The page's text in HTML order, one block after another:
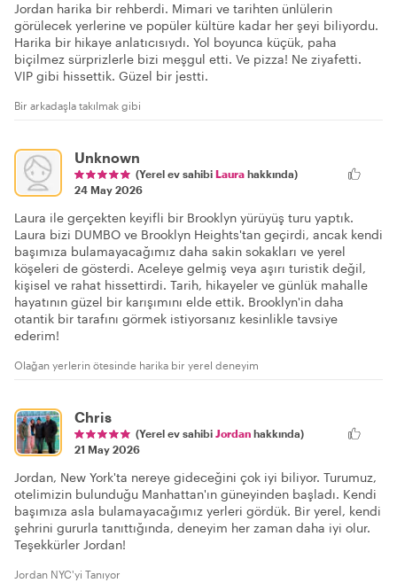
Jordan harika bir rehberdi. Mimari ve tarihten ünlülerin
görülecek yerlerine ve popüler kültüre kadar her şeyi biliyordu.
Harika bir hikaye anlatıcısıydı. Yol boyunca küçük, paha
biçilmez sürprizlerle bizi meşgul etti. Ve pizza! Ne ziyafetti.
VIP gibi hissettik. Güzel bir jestti.
Bir arkadaşla takılmak gibi
Unknown
(Yerel ev sahibi Laura hakkında)
24 May 2026
Laura ile gerçekten keyifli bir Brooklyn yürüyüş turu yaptık.
Laura bizi DUMBO ve Brooklyn Heights'tan geçirdi, ancak kendi
başımıza bulamayacağımız daha sakin sokakları ve yerel
köşeleri de gösterdi. Aceleye gelmiş veya aşırı turistik değil,
kişisel ve rahat hissettirdi. Tarih, hikayeler ve günlük mahalle
hayatının güzel bir karışımını elde ettik. Brooklyn'in daha
otantik bir tarafını görmek istiyorsanız kesinlikle tavsiye
ederim!
Olağan yerlerin ötesinde harika bir yerel deneyim
Chris
(Yerel ev sahibi Jordan hakkında)
21 May 2026
Jordan, New York'ta nereye gideceğini çok iyi biliyor. Turumuz,
otelimizin bulunduğu Manhattan'ın güneyinden başladı. Kendi
başımıza asla bulamayacağımız yerleri gördük. Bir yerel, kendi
şehrini gururla tanıttığında, deneyim her zaman daha iyi olur.
Teşekkürler Jordan!
Jordan NYC'yi Tanıyor